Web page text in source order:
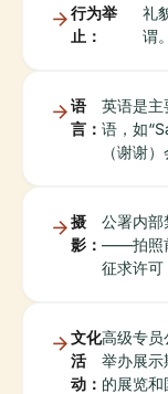
行为举
止：
礼
谓。
语
言：
英语是主
语，如
（谢谢
摄
影：
公署内部
——拍照
征求许可
文化
活
动：
高级专员
举办展示
的展览和